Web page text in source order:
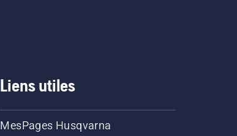
Liens utiles
MesPages Husqvarna